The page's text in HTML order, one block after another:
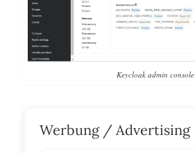
Keycloak admin console
Werbung / Advertising